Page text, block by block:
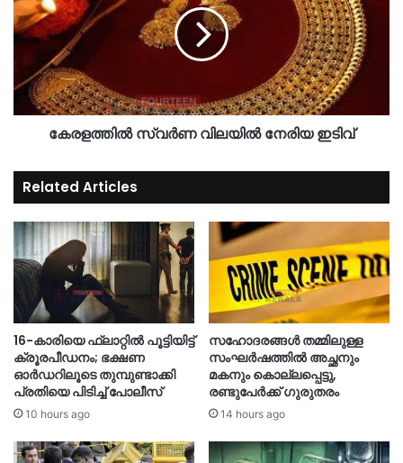
കേരളത്തിൽ സ്വർണ വിലയിൽ നേരിയ ഇടിവ്
Related Articles
16-കാരിയെ ഫ്ലാറ്റിൽ പൂട്ടിയിട്ട്
ക്രൂരപീഡനം; ഭക്ഷണ
ഓർഡറിലൂടെ തുമ്പുണ്ടാക്കി
പ്രതിയെ പിടിച്ച് പോലീസ്
10 hours ago
സഹോദരങ്ങൾ തമ്മിലുള്ള
സംഘർഷത്തിൽ അച്ഛനും
മകനും കൊല്ലപ്പെട്ടു,
രണ്ടുപേർക്ക് ഗുരുതരം
14 hours ago